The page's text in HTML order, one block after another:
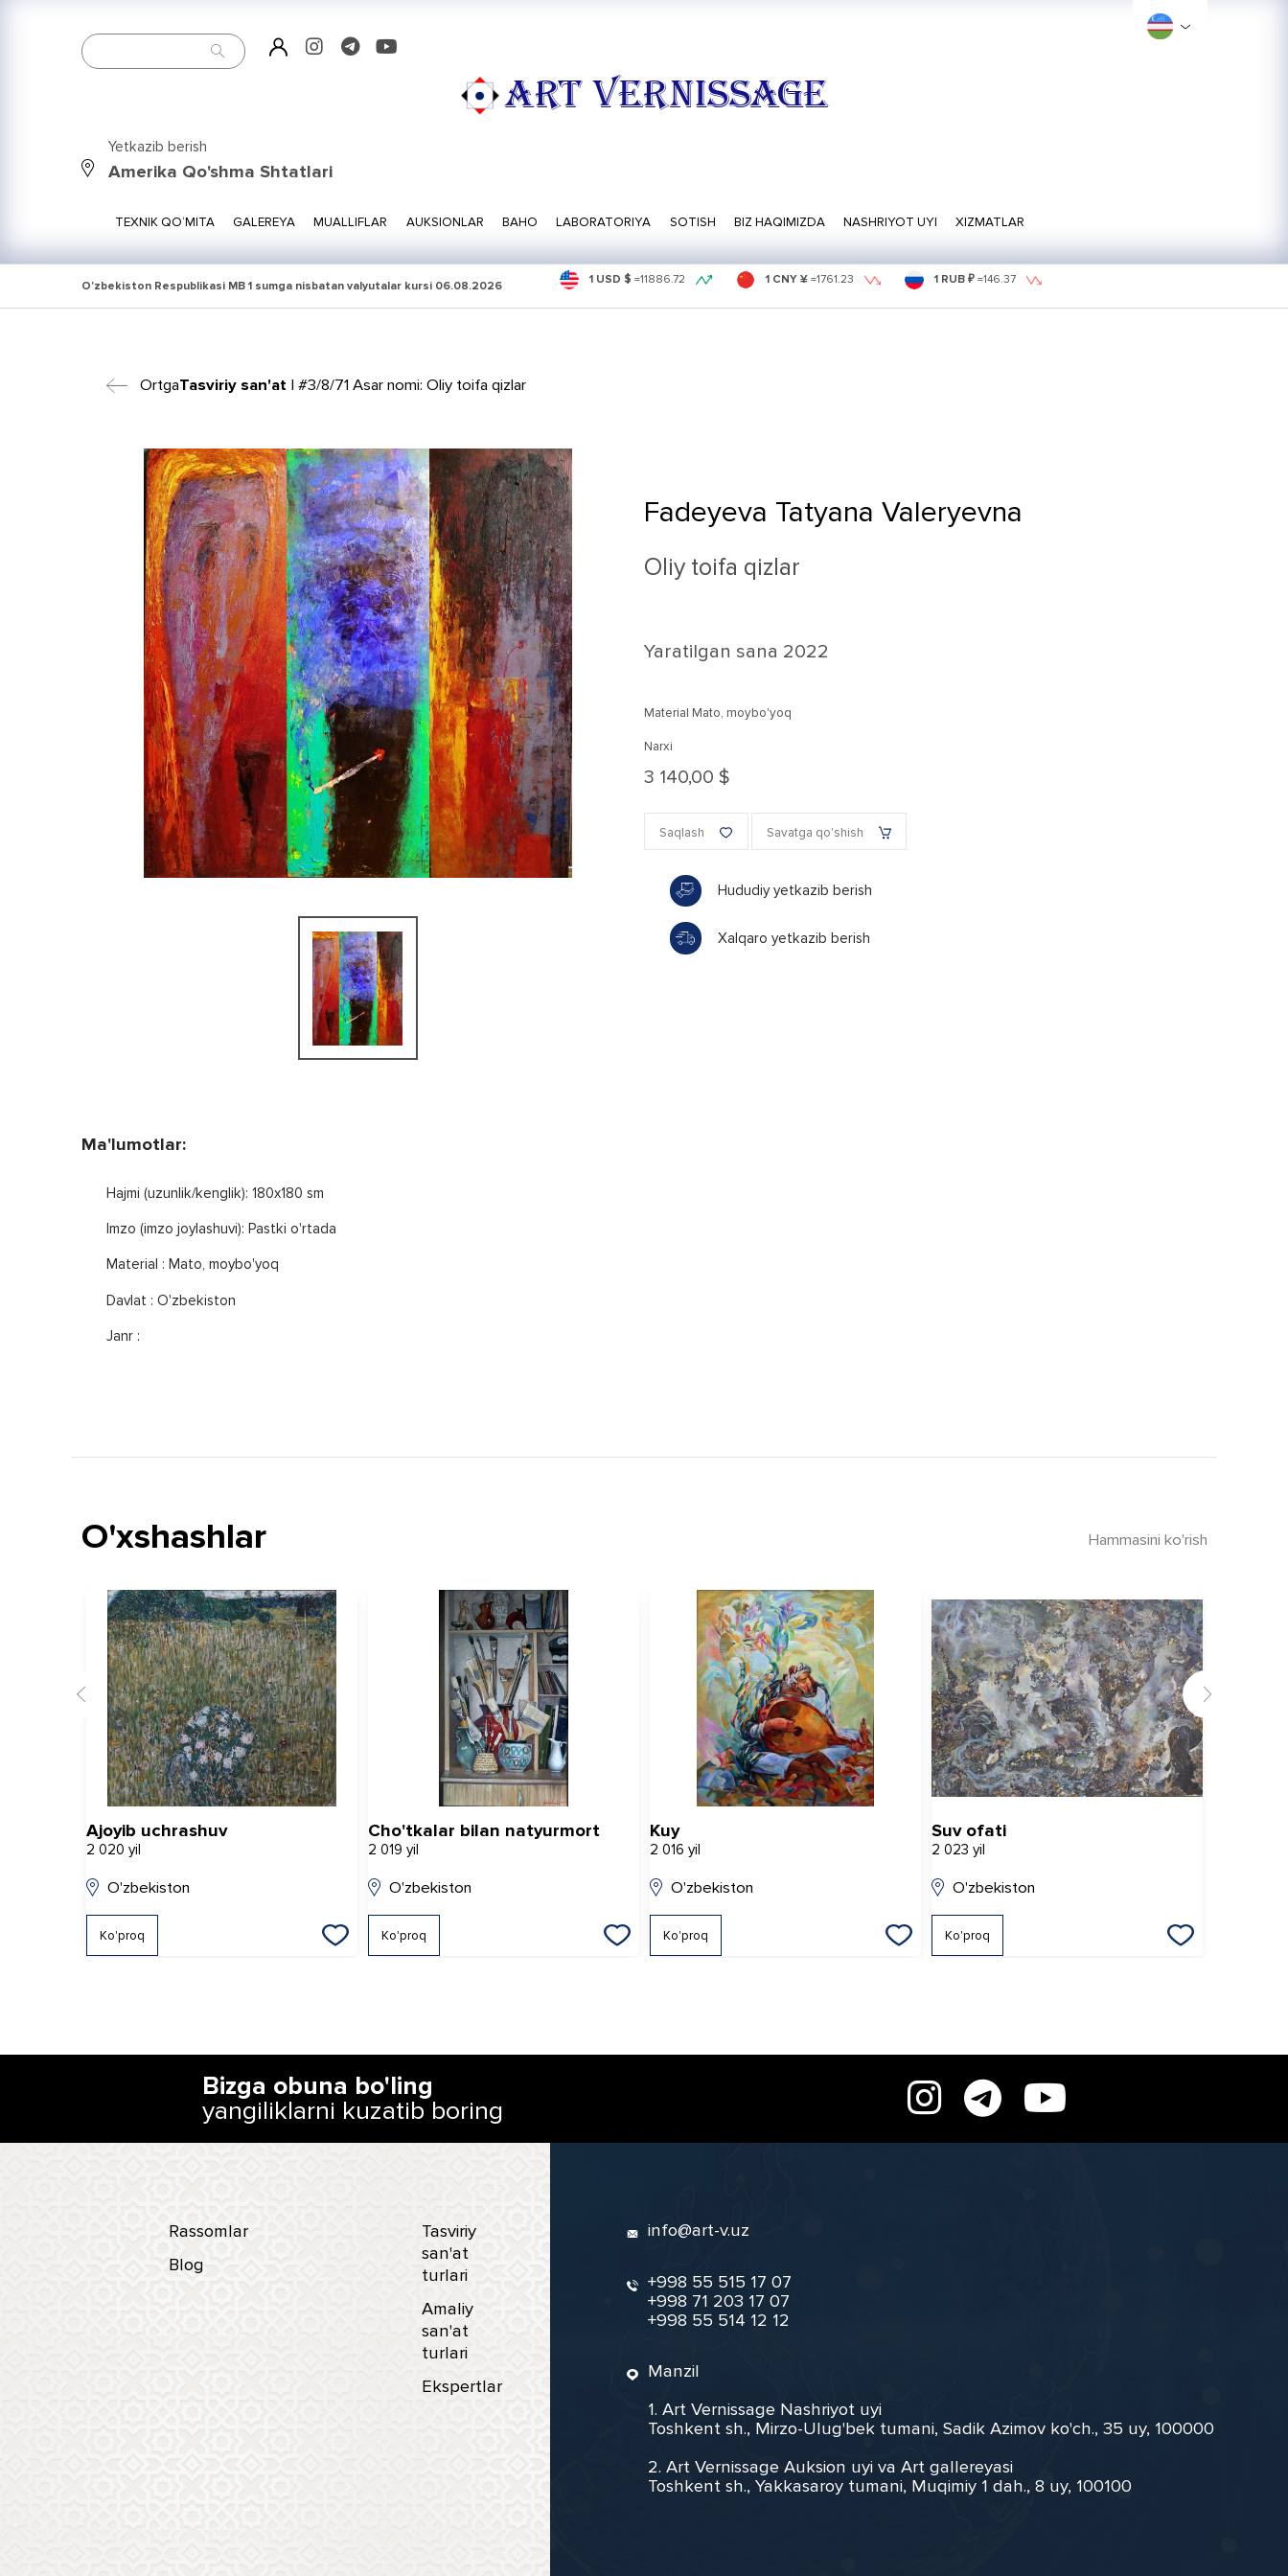
ART VERNISSAGE
Yetkazib berish
Amerika Qo'shma Shtatlari
TEXNIK QO‘MITA GALEREYA MUALLIFLAR AUKSIONLAR BAHO LABORATORIYA SOTISH BIZ HAQIMIZDA NASHRIYOT UYI XIZMATLAR
O'zbekiston Respublikasi MB 1 sumga nisbatan valyutalar kursi 06.08.2026 1 USD $ =11886.72 1 CNY ¥ =1761.23 1 RUB ₽ =146.37
OrtgaTasviriy san'at| #3/8/71 Asar nomi: Oliy toifa qizlar
Ma'lumotlar:
Hajmi (uzunlik/kenglik): 180x180 sm
Imzo (imzo joylashuvi): Pastki o'rtada
Material : Mato, moybo'yoq
Davlat : O'zbekiston
Janr :
Fadeyeva Tatyana Valeryevna
Oliy toifa qizlar
Yaratilgan sana 2022
Material Mato, moybo'yoq
Narxi
3 140,00 $
Saqlash Savatga qo'shish
Hududiy yetkazib berish
Xalqaro yetkazib berish
O'xshashlar Hammasini ko'rish
Ajoyib uchrashuv
2 020 yil
O'zbekiston
Ko'proq
Cho'tkalar bilan natyurmort
2 019 yil
O'zbekiston
Ko'proq
Kuy
2 016 yil
O'zbekiston
Ko'proq
Suv ofati
2 023 yil
O'zbekiston
Ko'proq
Bizga obuna bo'ling
yangiliklarni kuzatib boring
Rassomlar
Blog
Tasviriy
san'at
turlari
Amaliy
san'at
turlari
Ekspertlar
info@art-v.uz
+998 55 515 17 07
+998 71 203 17 07
+998 55 514 12 12
Manzil
1. Art Vernissage Nashriyot uyi
Toshkent sh., Mirzo-Ulug'bek tumani, Sadik Azimov ko'ch., 35 uy, 100000
2. Art Vernissage Auksion uyi va Art gallereyasi
Toshkent sh., Yakkasaroy tumani, Muqimiy 1 dah., 8 uy, 100100